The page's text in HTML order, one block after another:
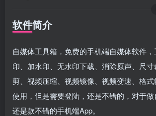
软件简介
自媒体工具箱，免费的手机端自媒体软件
印、加水印、无水印下载、消除原声、尺
剪、视频压缩、视频镜像、视频变速、格
使用，但是需要登陆，还是不错的，对于做
还是款不错的手机端App。
登录
用户名或邮箱